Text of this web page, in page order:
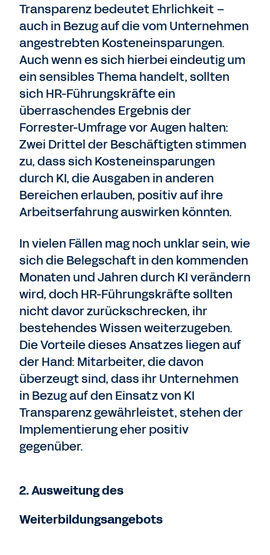
Transparenz bedeutet Ehrlichkeit –
auch in Bezug auf die vom Unternehmen
angestrebten Kosteneinsparungen.
Auch wenn es sich hierbei eindeutig um
ein sensibles Thema handelt, sollten
sich HR-Führungskräfte ein
überraschendes Ergebnis der
Forrester-Umfrage vor Augen halten:
Zwei Drittel der Beschäftigten stimmen
zu, dass sich Kosteneinsparungen
durch KI, die Ausgaben in anderen
Bereichen erlauben, positiv auf ihre
Arbeitserfahrung auswirken könnten.
In vielen Fällen mag noch unklar sein, wie
sich die Belegschaft in den kommenden
Monaten und Jahren durch KI verändern
wird, doch HR-Führungskräfte sollten
nicht davor zurückschrecken, ihr
bestehendes Wissen weiterzugeben.
Die Vorteile dieses Ansatzes liegen auf
der Hand: Mitarbeiter, die davon
überzeugt sind, dass ihr Unternehmen
in Bezug auf den Einsatz von KI
Transparenz gewährleistet, stehen der
Implementierung eher positiv
gegenüber.
2. Ausweitung des
Weiterbildungsangebots